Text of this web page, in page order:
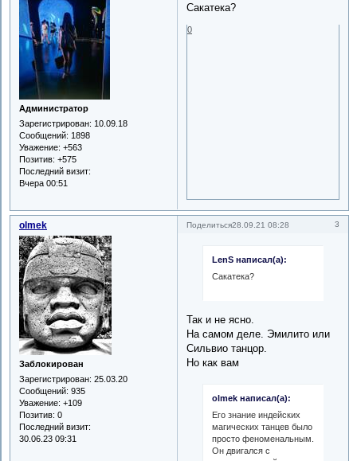
Администратор
Зарегистрирован: 10.09.18
Сообщений: 1898
Уважение: +563
Позитив: +575
Последний визит:
Вчера 00:51
Сакатека?
0
Поделиться 3
28.09.21 08:28
olmek
Заблокирован
Зарегистрирован: 25.03.20
Сообщений: 935
Уважение: +109
Позитив: 0
Последний визит:
30.06.23 09:31
LenS написал(а):
Сакатека?
Так и не ясно.
На самом деле. Эмилито или
Сильвио танцор.
Но как вам
olmek написал(а):
Его знание индейских
магических танцев было
просто феноменальным.
Он двигался с